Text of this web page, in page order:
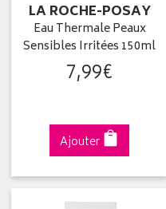
LA ROCHE-POSAY
Eau Thermale Peaux
Sensibles Irritées 150ml
7,99€
Ajouter